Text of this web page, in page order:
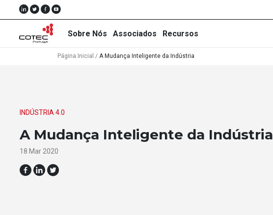
Nós
Associados
Recursos
Notícias
Sobre Nós Associados Recursos
Página Inicial / A Mudança Inteligente da Indústria
INDÚSTRIA 4.0
A Mudança Inteligente da Indústria
18 Mar 2020